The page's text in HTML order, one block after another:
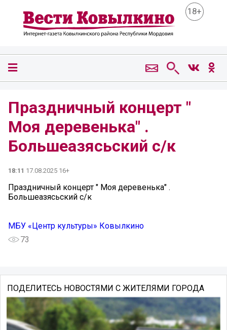
18+
Праздничный концерт "
Моя деревенька" .
Большеазясьский с/к
18:11 17.08.2025 16+
Праздничный концерт " Моя деревенька" .
Большеазясьский с/к
МБУ «Центр культуры» Ковылкино
73
ПОДЕЛИТЕСЬ НОВОСТЯМИ С ЖИТЕЛЯМИ ГОРОДА